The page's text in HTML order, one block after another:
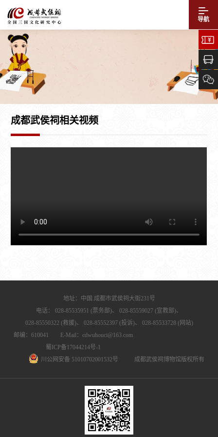
导航
成都武侯祠相关视频
地址：中国.成都市武侯祠大街231号
电话：
028-85535951 (票务部)、
028-85559027 (宣教部)、
028-85550322 (救援)、
028-85552397 (投诉)、
028-85533728 (网站)
邮编：610041 E-Mail：cdwuhouci@163.com
蜀ICP备17044214号-1
川公网安备 51010702001532号
成都武侯祠博物馆版权所有